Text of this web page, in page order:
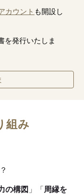
カウント も開設し
を発行いたしま
組み
の構図 」 「周縁を